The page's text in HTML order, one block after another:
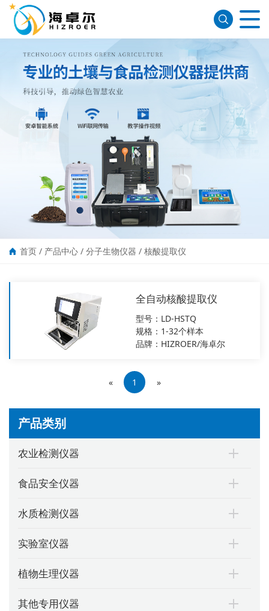
首页 / 产品中心 / 分子生物仪器 / 核酸提取仪
产品类别
农业检测仪器
食品安全仪器
水质检测仪器
实验室仪器
植物生理仪器
其他专用仪器
全自动核酸提取仪
型号：LD-HSTQ
规格：1-32个样本
品牌：HIZROER/海卓尔
« 1 »